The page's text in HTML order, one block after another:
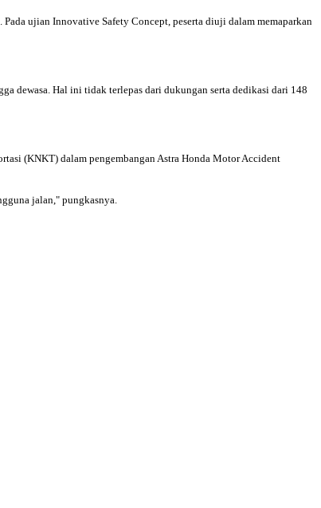
ujian Innovative Safety Concept, peserta diuji dalam memaparkan
dewasa. Hal ini tidak terlepas dari dukungan serta dedikasi dari 148
(KNKT) dalam pengembangan Astra Honda Motor Accident
jalan," pungkasnya.